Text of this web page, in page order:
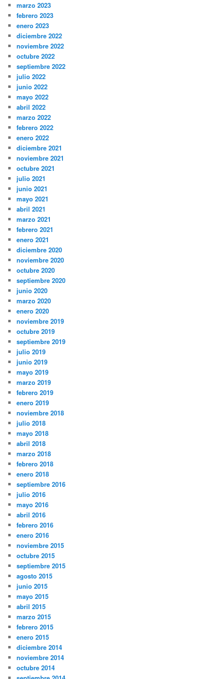
marzo 2023
febrero 2023
enero 2023
diciembre 2022
noviembre 2022
octubre 2022
septiembre 2022
julio 2022
junio 2022
mayo 2022
abril 2022
marzo 2022
febrero 2022
enero 2022
diciembre 2021
noviembre 2021
octubre 2021
julio 2021
junio 2021
mayo 2021
abril 2021
marzo 2021
febrero 2021
enero 2021
diciembre 2020
noviembre 2020
octubre 2020
septiembre 2020
junio 2020
marzo 2020
enero 2020
noviembre 2019
octubre 2019
septiembre 2019
julio 2019
junio 2019
mayo 2019
marzo 2019
febrero 2019
enero 2019
noviembre 2018
julio 2018
mayo 2018
abril 2018
marzo 2018
febrero 2018
enero 2018
septiembre 2016
julio 2016
mayo 2016
abril 2016
febrero 2016
enero 2016
noviembre 2015
octubre 2015
septiembre 2015
agosto 2015
junio 2015
mayo 2015
abril 2015
marzo 2015
febrero 2015
enero 2015
diciembre 2014
noviembre 2014
octubre 2014